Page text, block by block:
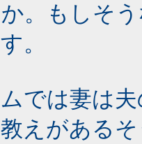
。もしそ
。
では妻は
えがある